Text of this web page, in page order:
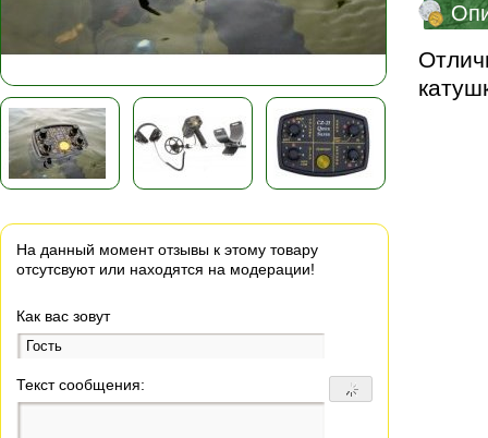
На данный момент отзывы к этому товару
отсутсвуют или находятся на модерации!
Как вас зовут
Текст сообщения: